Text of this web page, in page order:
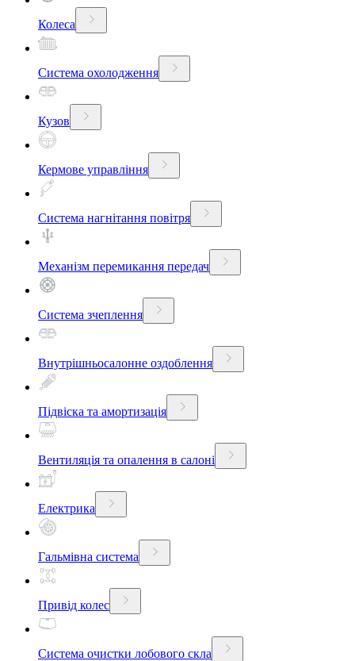
Колеса
Система охолодження
Кузов
Кермове управління
Система нагнітання повітря
Механізм перемикання передач
Система зчеплення
Внутрішньосалонне оздоблення
Підвіска та амортизація
Вентиляція та опалення в салоні
Електрика
Гальмівна система
Привід колес
Система очистки лобового скла